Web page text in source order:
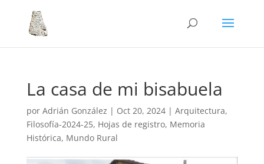
La casa de mi bisabuela
por Adrián González | Oct 20, 2024| Arquitectura,
Filosofía-2024-25, Hojas de registro, Memoria
Histórica, Mundo Rural